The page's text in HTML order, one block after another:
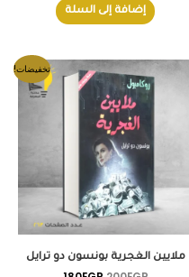
إضافة إلى السلة
تخفيضات!
ملايين الغجرية بونسون دو ترايل
السعر
الأصلي
هو:
200EGP.
السعر
الحالي